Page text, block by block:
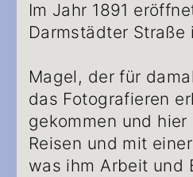
Im Jahr 1891
Darmstädter
Magel, der für
das Fotografieren
gekommen und
Reisen und mit
was ihm Arbeit und